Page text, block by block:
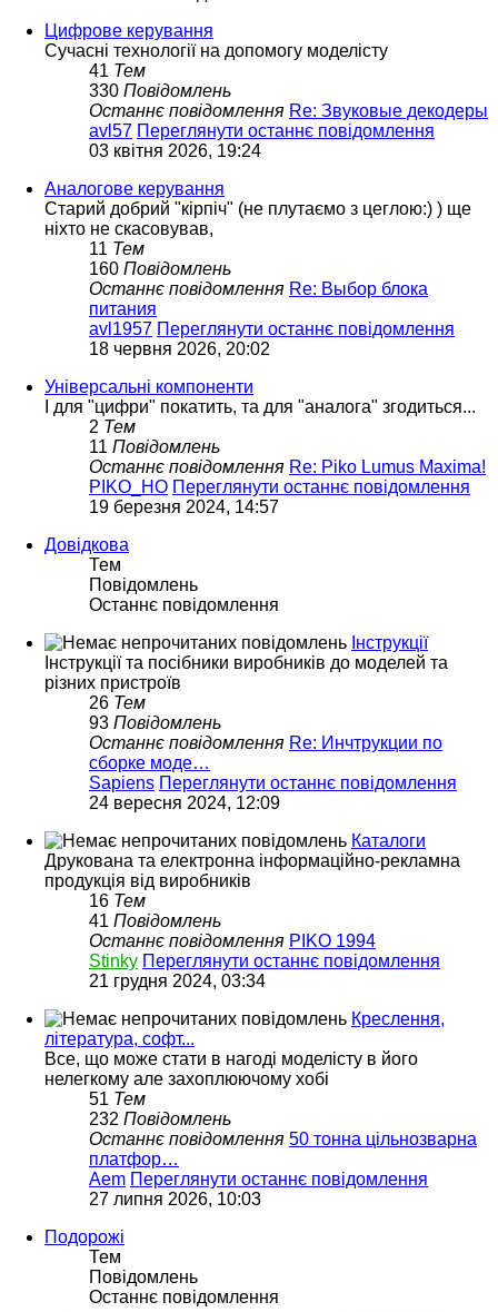
Цифрове керування
Сучасні технології на допомогу моделісту
41 Тем
330 Повідомлень
Останнє повідомлення Re: Звуковые декодеры
avl57 Переглянути останнє повідомлення
03 квітня 2026, 19:24
Аналогове керування
Старий добрий "кірпіч" (не плутаємо з цеглою:) ) ще
ніхто не скасовував,
11 Тем
160 Повідомлень
Останнє повідомлення Re: Выбор блока
питания
avl1957 Переглянути останнє повідомлення
18 червня 2026, 20:02
Універсальні компоненти
І для "цифри" покатить, та для "аналога" згодиться...
2 Тем
11 Повідомлень
Останнє повідомлення Re: Piko Lumus Maxima!
PIKO_HO Переглянути останнє повідомлення
19 березня 2024, 14:57
Довідкова
Тем
Повідомлень
Останнє повідомлення
Інструкції
Інструкції та посібники виробників до моделей та
різних пристроїв
26 Тем
93 Повідомлень
Останнє повідомлення Re: Инчтрукции по
сборке моде…
Sapiens Переглянути останнє повідомлення
24 вересня 2024, 12:09
Каталоги
Друкована та електронна інформаційно-рекламна
продукція від виробників
16 Тем
41 Повідомлень
Останнє повідомлення PIKO 1994
Stinky Переглянути останнє повідомлення
21 грудня 2024, 03:34
Креслення,
література, софт...
Все, що може стати в нагоді моделісту в його
нелегкому але захоплюючому хобі
51 Тем
232 Повідомлень
Останнє повідомлення 50 тонна цільнозварна
платфор…
Aem Переглянути останнє повідомлення
27 липня 2026, 10:03
Подорожі
Тем
Повідомлень
Останнє повідомлення